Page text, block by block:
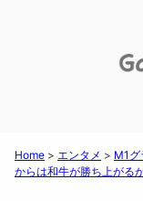
Home > エンタメ > M1
からは和牛が勝ち上がる